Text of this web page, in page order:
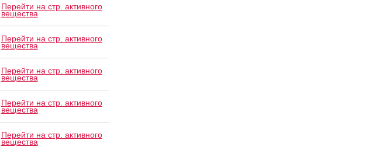
Перейти на стр. активного
вещества
Перейти на стр. активного
вещества
Перейти на стр. активного
вещества
Перейти на стр. активного
вещества
Перейти на стр. активного
вещества